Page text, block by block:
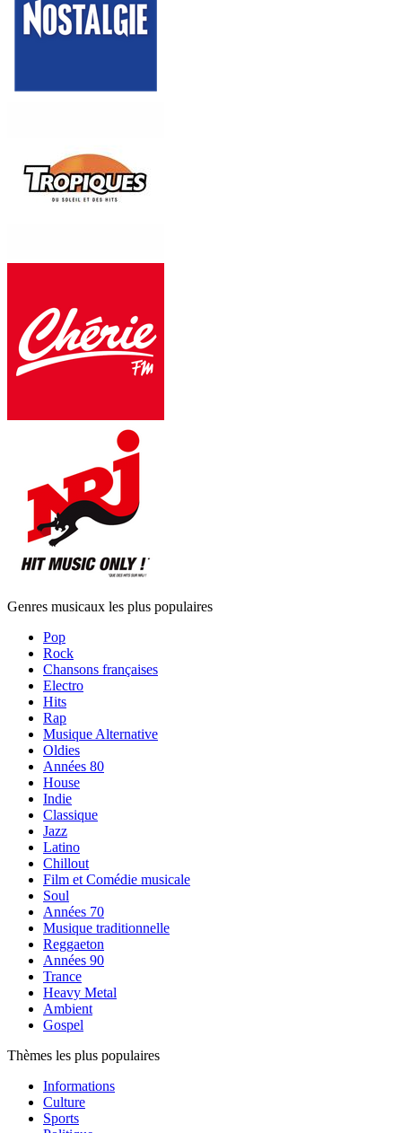
Genres musicaux les plus populaires
Pop
Rock
Chansons françaises
Electro
Hits
Rap
Musique Alternative
Oldies
Années 80
House
Indie
Classique
Jazz
Latino
Chillout
Film et Comédie musicale
Soul
Années 70
Musique traditionnelle
Reggaeton
Années 90
Trance
Heavy Metal
Ambient
Gospel
Thèmes les plus populaires
Informations
Culture
Sports